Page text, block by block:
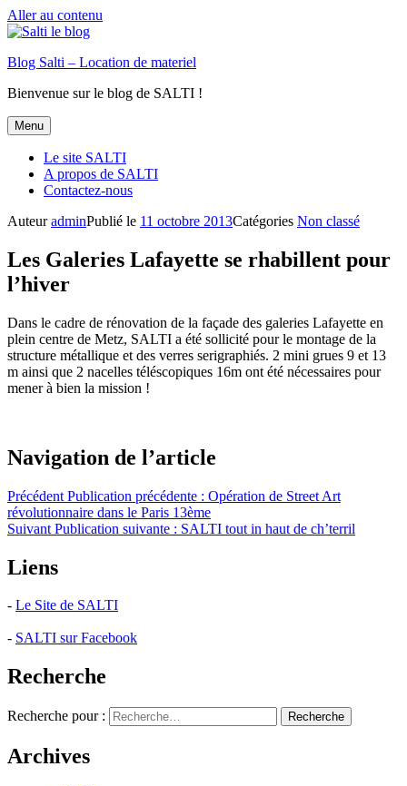
Aller au contenu
Blog Salti – Location de materiel
Bienvenue sur le blog de SALTI !
Menu
Le site SALTI
A propos de SALTI
Contactez-nous
AuteuradminPublié le 11 octobre 2013Catégories Non classé
Les Galeries Lafayette se rhabillent pour
l’hiver
Dans le cadre de rénovation de la façade des galeries Lafayette en
plein centre de Metz, SALTI a été sollicité pour le montage de la
structure métallique et des verres serigraphiés. 2 mini grues 9 et 13
m ainsi que 2 nacelles téléscopiques 16m ont été nécessaires pour
mener à bien la mission !
Navigation de l’article
Précédent Publication précédente : Opération de Street Art
révolutionnaire dans le Paris 13ème
Suivant Publication suivante : SALTI tout in haut de ch’terril
Liens
- Le Site de SALTI
- SALTI sur Facebook
Recherche
Recherche pour : Recherche
Archives